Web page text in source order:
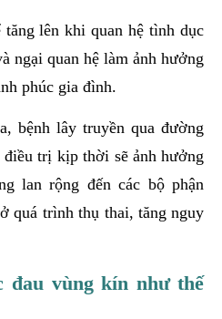
lên khi quan hệ tình dục
ngại quan hệ làm ảnh hưởng
phúc gia đình.
bệnh lây truyền qua đường
trị kịp thời sẽ ảnh hưởng
lan rộng đến các bộ phận
quá trình thụ thai, tăng nguy
đau vùng kín như thế